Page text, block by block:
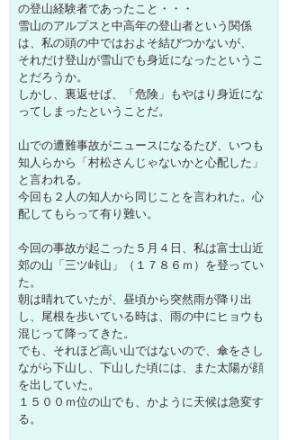
の登山経験者であったこと・・・
雪山のアルプスと中高年の登山者という関係
は、私の頭の中ではおよそ結びつかないが、
それだけ登山が雪山でも身近になったというこ
とだろうか。
しかし、裏返せば、「危険」もやはり身近にな
ってしまったということだ。
山での遭難事故がニュースになるたび、いつも
知人らから「村松さんじゃないかと心配した」
と言われる。
今回も２人の知人から同じことを言われた。心
配してもらって有り難い。
今回の事故が起こった５月４日、私は富士山近
郊の山「三ツ峠山」（１７８６ｍ）を登ってい
た。
朝は晴れていたが、昼頃から突然雨が降り出
し、尾根を歩いている時は、雨の中にヒョウも
混じって降ってきた。
でも、それほど高い山ではないので、傘をさし
ながら下山し、下山した頃には、また太陽が顔
を出していた。
１５００ｍ位の山でも、かように天候は急変す
る。